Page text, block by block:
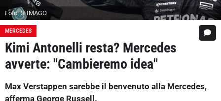
Foto: © IMAGO
MERCEDES
Kimi Antonelli resta? Mercedes
avverte: "Cambieremo idea"
Max Verstappen sarebbe il benvenuto alla Mercedes,
afferma George Russell.